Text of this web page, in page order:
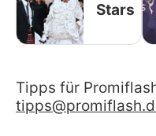
Stars
Tipps für